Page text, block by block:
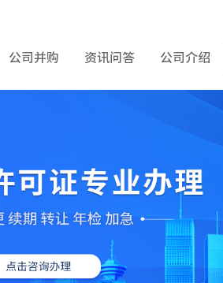
公司并购 资讯问答 公司介绍